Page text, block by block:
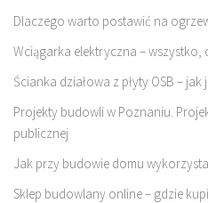
Dlaczego warto postawić na
Wciągarka elektryczna – wszystko,
Ścianka działowa z płyty OSB – jak
Projekty budowli w Poznaniu.
publicznej
Jak przy budowie domu
Sklep budowlany online – gdzie